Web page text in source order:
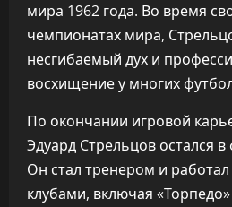
мира 1962 года. Во время
чемпионатах мира,
несгибаемый дух и
восхищение у многих
По окончании игровой
Эдуард Стрельцов остался
Он стал тренером и
клубами, включая